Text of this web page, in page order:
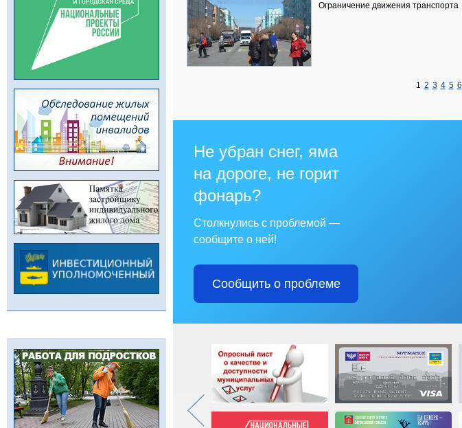
Ограничение движения транспорта
1 2 3 4 5 6
Не убран снег, яма
на дороге, не горит
фонарь?
Столкнулись с проблемой —
сообщите о ней!
Сообщить о проблеме